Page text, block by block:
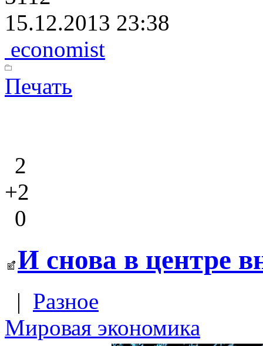
15.12.2013 23:38
economist
Печать
2
+2
0
И снова в центре
| Разное
Мировая экономика